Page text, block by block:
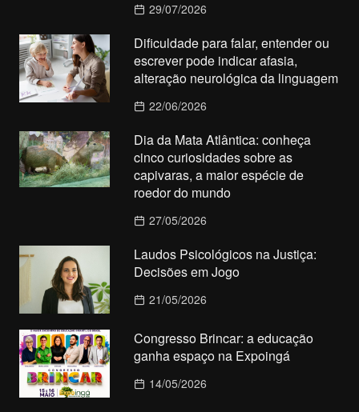
29/07/2026
Dificuldade para falar, entender ou
escrever pode indicar afasia,
alteração neurológica da linguagem
22/06/2026
Dia da Mata Atlântica: conheça
cinco curiosidades sobre as
capivaras, a maior espécie de
roedor do mundo
27/05/2026
Laudos Psicológicos na Justiça:
Decisões em Jogo
21/05/2026
Congresso Brincar: a educação
ganha espaço na Expoingá
14/05/2026